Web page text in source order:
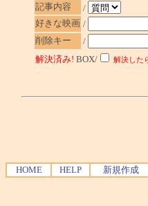
記事内容
/
好きな映画 /
削除キー
/
解決済み! BOX/ 解決した
HOME HELP 新規作成